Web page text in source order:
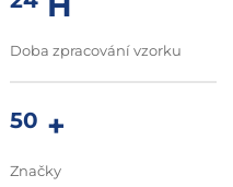
Doba zpracování vzorku
50 +
Značky